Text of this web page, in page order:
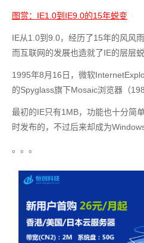
图赏：IE1.0到IE9.0的15年蜕变
IE从1.0到9.0，经历了15年的风风
而互联网的发展也造就了IE的层层蜕
1995年8月16日，微软
的Spyglass旗下Mosaic浏览器（
最初的IE只有1MB，功能也十分简
时发布的，不过后来却成为
。。。